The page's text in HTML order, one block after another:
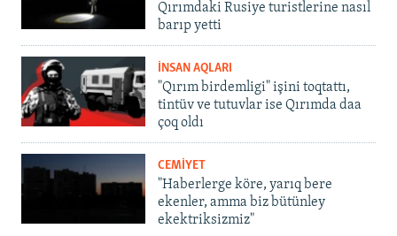
Qırımdaki Rusiye turistlerine nasıl
barıp yetti
İNSAN AQLARI
"Qırım birdemligi" işini toqtattı,
tintüv ve tutuvlar ise Qırımda daa
çoq oldı
CEMİYET
"Haberlerge köre, yarıq bere
ekenler, amma biz bütünley
ekektriksizmiz"